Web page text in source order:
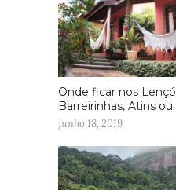
Onde ficar nos
Barreirinhas, Atins
junho 18, 2019